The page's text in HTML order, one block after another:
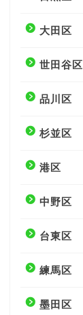
大田区
世田谷区
品川区
杉並区
港区
中野区
台東区
練馬区
墨田区